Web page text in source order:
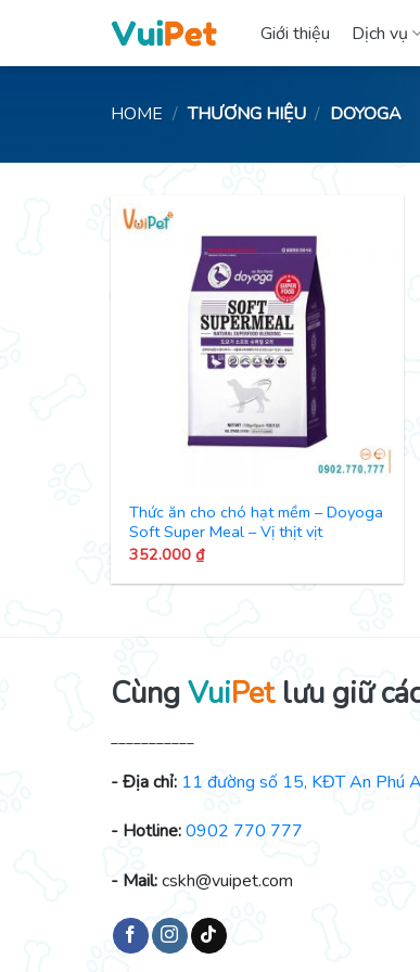
content
Giới thiệu Dịch vụ
HOME / THƯƠNG HIỆU / DOYOGA
Thức ăn cho chó hạt mềm – Doyoga
Soft Super Meal – Vị thịt vịt
352.000 ₫
CùngVuiPetlưu giữ
___________
- Địa chỉ: 11 đường số 15, KĐT An Phú
- Hotline:0902 770 777
- Mail:cskh@vuipet.com